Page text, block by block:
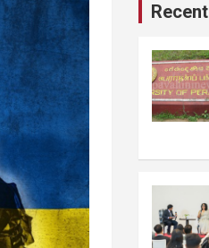
Recent